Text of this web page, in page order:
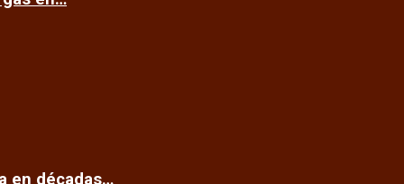
en décadas…